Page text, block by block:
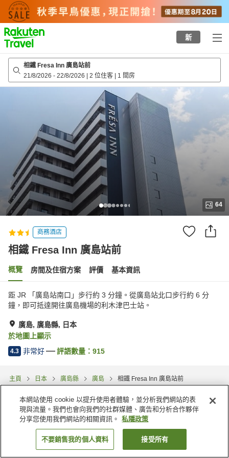
to
top
page
新
相鐵 Fresa Inn 廣島站前
21/8/2026 - 22/8/2026 | 2 位住客 | 1 間房
64
商務酒店
相鐵 Fresa Inn 廣島站前
概覽 房間及住宿方案 評價 基本資訊
距 JR 「廣島站南口」步行約 3 分鐘。從廣島站北口步行約 6 分
鐘，即可抵達開往廣島機場的利木津巴士站。
廣島, 廣島縣, 日本
於地圖上顯示
4.3 非常好 評語數量： 915
主頁 日本 廣島縣 廣島 相鐵 Fresa Inn 廣島站前
找客房
本網站使用 cookie 以提升使用者體驗，並分析我們網站的表
現與流量。我們也會向我們的社群媒體、廣告和分析合作夥伴
分享您使用我們網站的相關資訊。
私隱政策
不要銷售我的個人資料 接受所有